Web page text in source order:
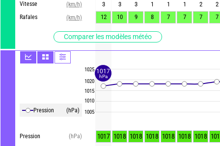
Vitesse
(km/h)
Rafales
(km/h)
Comparer les modèles météo
Pression (hPa)
Pression (hPa)
1025
1020
1015
1010
1005
3
3 3 1 1 1 2
2
12
10 9 8 7 7 7 7
1017 1018 1018 1018 1018 1018 1018
1017
hPa